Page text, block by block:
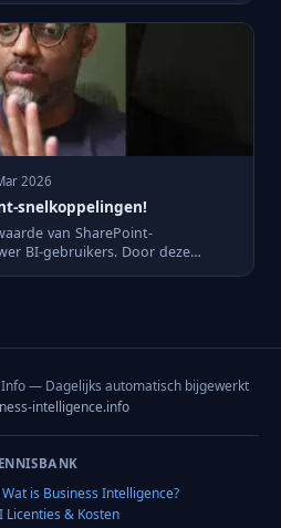
2026
snelkoppelingen!
van SharePoint-
BI-gebruikers. Door deze
— Dagelijks automatisch bijgewerkt
intelligence.info
Wat is Business Intelligence?
Licenties & Kosten